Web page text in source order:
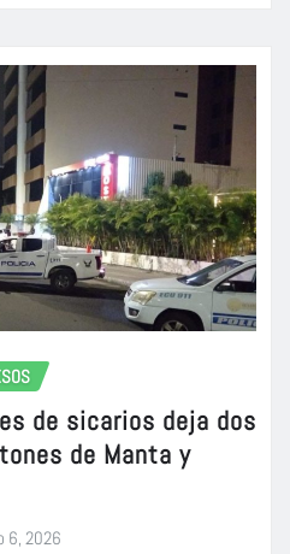
de sicarios deja dos
de Manta y
6, 2026